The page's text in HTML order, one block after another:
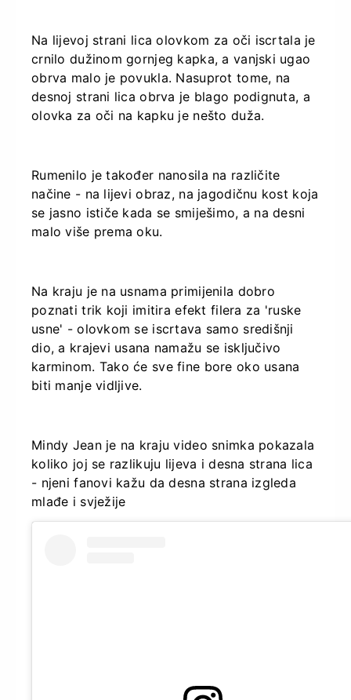
Na lijevoj strani lica olovkom za oči iscrtala je
crnilo dužinom gornjeg kapka, a vanjski ugao
obrva malo je povukla. Nasuprot tome, na
desnoj strani lica obrva je blago podignuta, a
olovka za oči na kapku je nešto duža.
Rumenilo je također nanosila na različite
načine - na lijevi obraz, na jagodičnu kost koja
se jasno ističe kada se smiješimo, a na desni
malo više prema oku.
Na kraju je na usnama primijenila dobro
poznati trik koji imitira efekt filera za 'ruske
usne' - olovkom se iscrtava samo središnji
dio, a krajevi usana namažu se isključivo
karminom. Tako će sve fine bore oko usana
biti manje vidljive.
Mindy Jean je na kraju video snimka pokazala
koliko joj se razlikuju lijeva i desna strana lica
- njeni fanovi kažu da desna strana izgleda
mlađe i svježije